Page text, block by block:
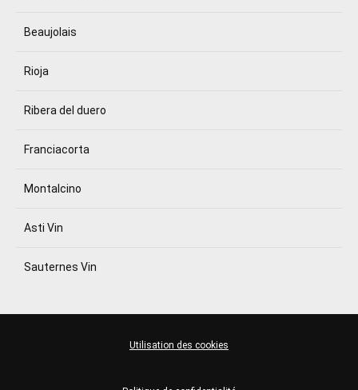
Beaujolais
Rioja
Ribera del duero
Franciacorta
Montalcino
Asti Vin
Sauternes Vin
Utilisation des cookies